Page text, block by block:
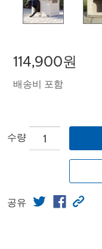
114,900원
배송비 포함
수량
공유